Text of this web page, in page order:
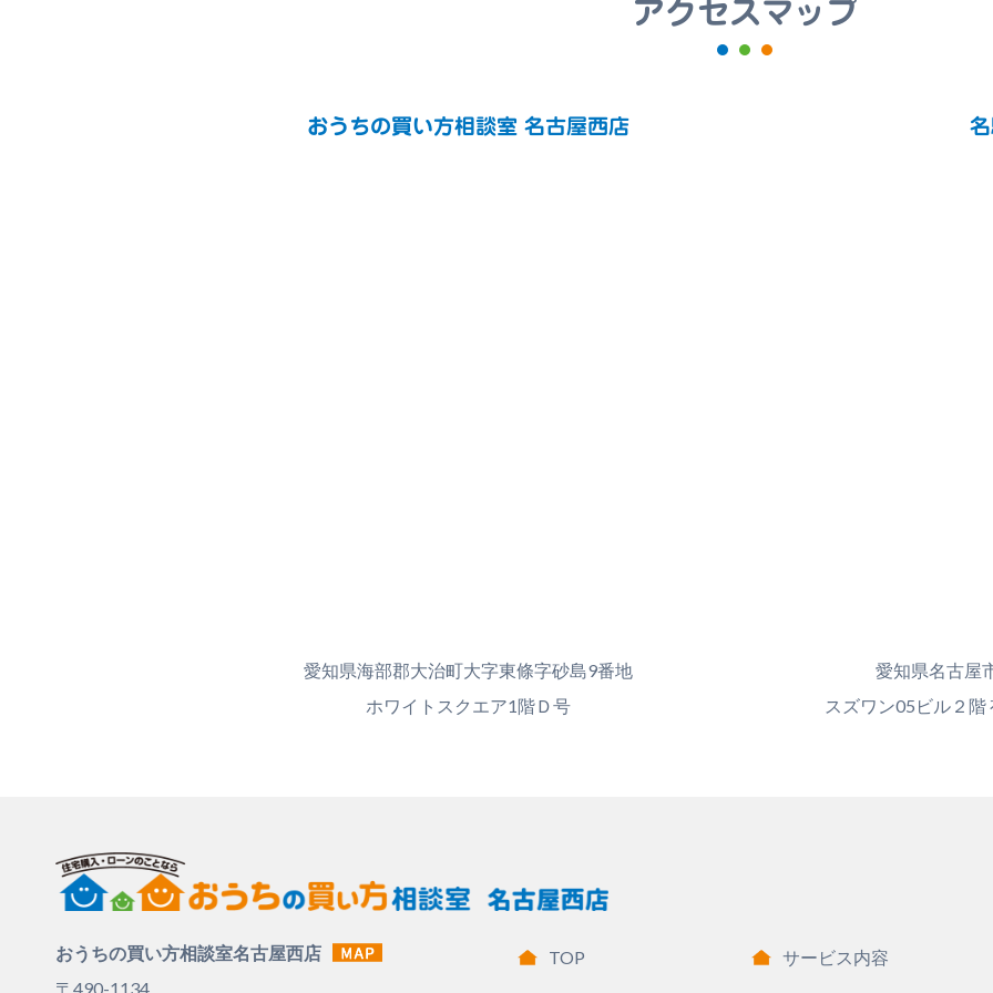
アクセスマップ
おうちの買い方相談室 名古屋西店
愛知県海部郡大治町大字東條字砂島9番地
ホワイトスクエア1階Ｄ号
愛知県名古屋
スズワン05ビル２
おうちの買い方相談室名古屋西店
〒490-1134
TOP サービス内容